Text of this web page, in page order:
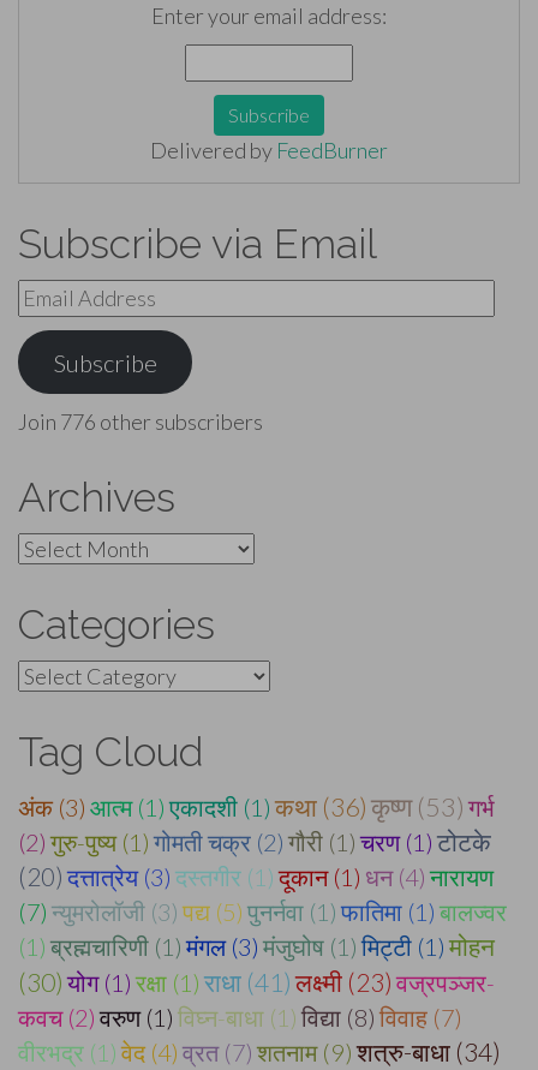
Enter your email address:
Delivered by FeedBurner
Subscribe via Email
Email
Address
Subscribe
Join 776 other subscribers
Archives
Archives
Categories
Categories
Tag Cloud
अंक (3) आत्म (1) एकादशी (1) कथा (36)कृष्ण (53) गर्भ
(2) गुरु-पुष्य (1) गोमती चक्र (2) गौरी (1) चरण (1) टोटके
(20) दत्तात्रेय (3) दस्तगीर (1) दूकान (1) धन (4) नारायण
(7) न्युमरोलॉजी (3) पद्य (5) पुनर्नवा (1) फातिमा (1) बालज्वर
(1) ब्रह्मचारिणी (1) मंगल (3) मंजुघोष (1) मिट्टी (1) मोहन
(30) योग (1) रक्षा (1) राधा (41) लक्ष्मी (23) वज्रपञ्जर-
कवच (2) वरुण (1) विघ्न-बाधा (1) विद्या (8) विवाह (7)
वीरभद्र (1) वेद (4) व्रत (7) शतनाम (9) शत्रु-बाधा (34)